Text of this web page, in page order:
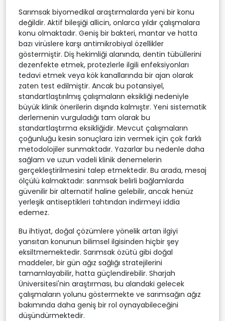
Sarımsak biyomedikal araştırmalarda yeni bir konu
değildir. Aktif bileşiği allicin, onlarca yıldır çalışmalara
konu olmaktadır. Geniş bir bakteri, mantar ve hatta
bazı virüslere karşı antimikrobiyal özellikler
göstermiştir. Diş hekimliği alanında, dentin tübüllerini
dezenfekte etmek, protezlerle ilgili enfeksiyonları
tedavi etmek veya kök kanallarında bir ajan olarak
zaten test edilmiştir. Ancak bu potansiyel,
standartlaştırılmış çalışmaların eksikliği nedeniyle
büyük klinik önerilerin dışında kalmıştır. Yeni sistematik
derlemenin vurguladığı tam olarak bu
standartlaştırma eksikliğidir. Mevcut çalışmaların
çoğunluğu kesin sonuçlara izin vermek için çok farklı
metodolojiler sunmaktadır. Yazarlar bu nedenle daha
sağlam ve uzun vadeli klinik denemelerin
gerçekleştirilmesini talep etmektedir. Bu arada, mesaj
ölçülü kalmaktadır: sarımsak belirli bağlamlarda
güvenilir bir alternatif haline gelebilir, ancak henüz
yerleşik antiseptikleri tahtından indirmeyi iddia
edemez.
Bu ihtiyat, doğal çözümlere yönelik artan ilgiyi
yansıtan konunun bilimsel ilgisinden hiçbir şey
eksiltmemektedir. Sarımsak özütü gibi doğal
maddeler, bir gün ağız sağlığı stratejilerini
tamamlayabilir, hatta güçlendirebilir. Sharjah
Üniversitesi'nin araştırması, bu alandaki gelecek
çalışmaların yolunu göstermekte ve sarımsağın ağız
bakımında daha geniş bir rol oynayabileceğini
düşündürmektedir.